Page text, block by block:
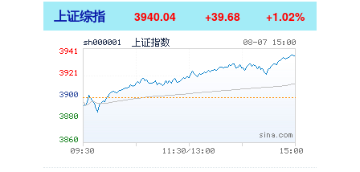
上证综指 3940.04 +39.68 +1.02%